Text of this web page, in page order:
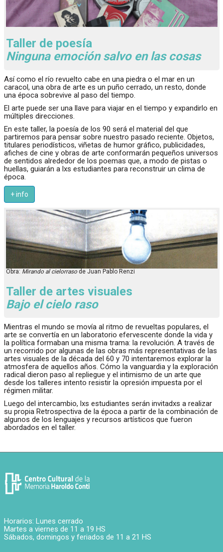
Taller de poesía
Ninguna emoción salvo en las cosas
Así como el río revuelto cabe en una piedra o el mar en un
caracol, una obra de arte es un puño cerrado, un resto, donde
una época sobrevive al paso del tiempo.
El arte puede ser una llave para viajar en el tiempo y expandirlo en
múltiples direcciones.
En este taller, la poesía de los 90 será el material del que
partiremos para pensar sobre nuestro pasado reciente. Objetos,
titulares periodísticos, viñetas de humor gráfico, publicidades,
afiches de cine y obras de arte conformarán pequeños universos
de sentidos alrededor de los poemas que, a modo de pistas o
huellas, guiarán a lxs estudiantes para reconstruir un clima de
época.
+ info
Obra: Mirando al cielorrasode Juan Pablo Renzi
Taller de artes visuales
Bajo el cielo raso
Mientras el mundo se movía al ritmo de revueltas populares, el
arte se convertía en un laboratorio efervescente donde la vida y
la política formaban una misma trama: la revolución. A través de
un recorrido por algunas de las obras más representativas de las
artes visuales de la década del 60 y 70 intentaremos explorar la
atmosfera de aquellos años. Cómo la vanguardia y la exploración
radical dieron paso al repliegue y el intimismo de un arte que
desde los talleres intento resistir la opresión impuesta por el
régimen militar.
Luego del intercambio, lxs estudiantes serán invitadxs a realizar
su propia Retrospectiva de la época a partir de la combinación de
algunos de los lenguajes y recursos artísticos que fueron
abordados en el taller.
Horarios: Lunes cerrado
Martes a viernes de 11 a 19 HS
Sábados, domingos y feriados de 11 a 21 HS